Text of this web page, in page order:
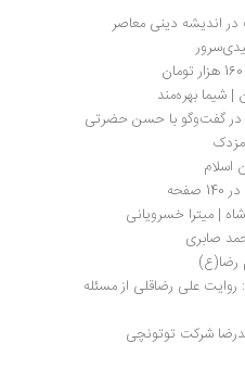
دینی معاصر
با حسن حضرتی
خسرویانی
نشست نقد و رونمایی روایت والا: روایت علی رضاقلی از مسئله
توتونچی